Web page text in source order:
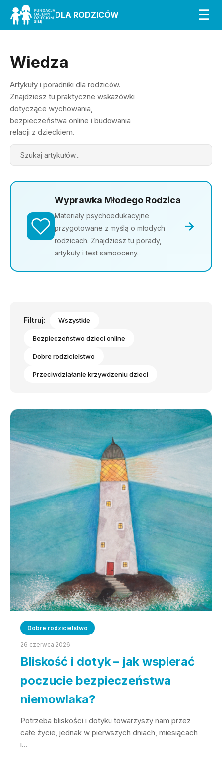
DLA RODZICÓW ☰
Wiedza
Artykuły i poradniki dla rodziców.
Znajdziesz tu praktyczne wskazówki
dotyczące wychowania,
bezpieczeństwa online i budowania
relacji z dzieckiem.
Search
Wyprawka Młodego Rodzica
Materiały psychoedukacyjne
przygotowane z myślą o młodych
rodzicach. Znajdziesz tu porady,
artykuły i test samooceny.
→
Filtruj: Wszystkie
Bezpieczeństwo dzieci online
Dobre rodzicielstwo
Przeciwdziałanie krzywdzeniu dzieci
Dobre rodzicielstwo
26 czerwca 2026
Bliskość i dotyk – jak wspierać
poczucie bezpieczeństwa
niemowlaka?
Potrzeba bliskości i dotyku towarzyszy nam przez
całe życie, jednak w pierwszych dniach, miesiącach
i…